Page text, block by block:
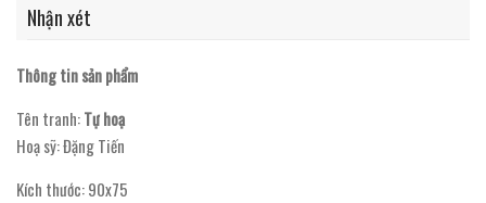
Nhận xét
Thông tin sản phẩm
Tên tranh:Tự hoạ
Hoạ sỹ: Đặng Tiến
Kích thước: 90x75